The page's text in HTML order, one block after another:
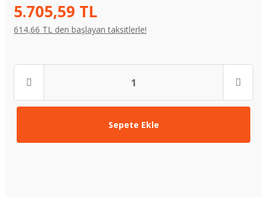
5.705,59 TL
614,66 TL den başlayan taksitlerle!
Sepete Ekle